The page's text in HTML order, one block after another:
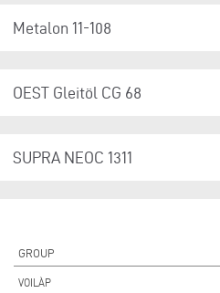
Metalon 11-108
OEST Gleitöl CG 68
SUPRA NEOC 1311
GROUP
VOILÀP